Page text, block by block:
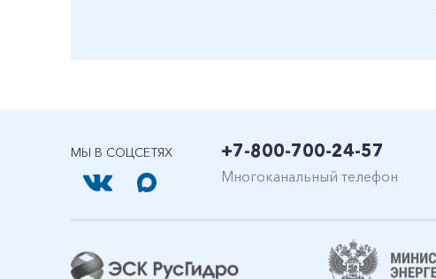
МЫ В СОЦСЕТЯХ +7-800-700-24-57
Многоканальный телефон